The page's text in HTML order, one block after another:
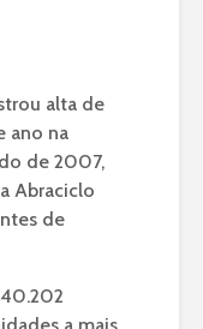
alta de
ano na
de 2007,
Abraciclo
de